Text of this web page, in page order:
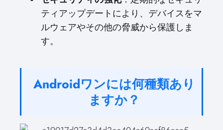
ティアップデートにより、デバイスをマ
ルウェアやその他の脅威から保護しま
す。
Androidワンには何種類あり
ますか？